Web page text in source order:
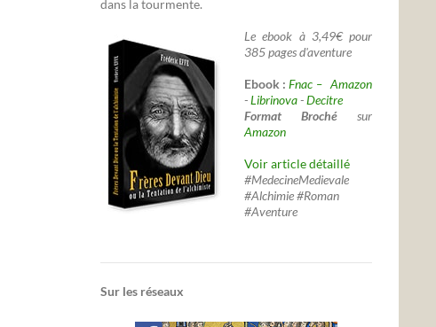
dans la tourmente.
Le ebook à 3,49€ pour
385 pages d'aventure
Ebook :Fnac – Amazon
-Librinova-Decitre
Format Broché sur
Amazon
Voir article détaillé
#MedecineMedievale
#Alchimie #Roman
#Aventure
Sur les réseaux